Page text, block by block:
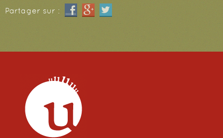
Partager sur :